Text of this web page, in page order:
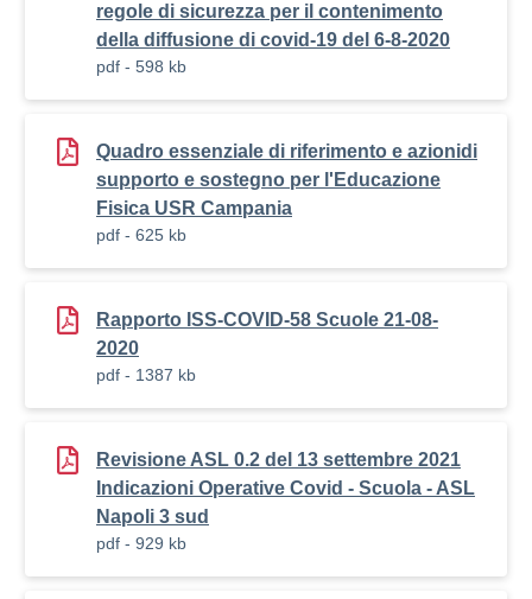
regole di sicurezza per il contenimento
della diffusione di covid-19 del 6-8-2020
pdf - 598 kb
Quadro essenziale di riferimento e azionidi
supporto e sostegno per l'Educazione
Fisica USR Campania
pdf - 625 kb
Rapporto ISS-COVID-58 Scuole 21-08-
2020
pdf - 1387 kb
Revisione ASL 0.2 del 13 settembre 2021
Indicazioni Operative Covid - Scuola - ASL
Napoli 3 sud
pdf - 929 kb